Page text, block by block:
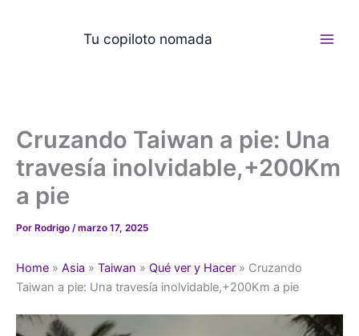
Tu copiloto nomada
Cruzando Taiwan a pie: Una
travesía inolvidable,+200Km
a pie
Por Rodrigo /marzo 17, 2025
Home » Asia » Taiwan » Qué ver y Hacer » Cruzando
Taiwan a pie: Una travesía inolvidable,+200Km a pie